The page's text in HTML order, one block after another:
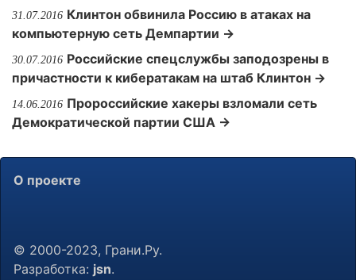
31.07.2016 Клинтон обвинила Россию в атаках на
компьютерную сеть Демпартии →
30.07.2016 Российские спецслужбы заподозрены в
причастности к кибератакам на штаб Клинтон →
14.06.2016 Пророссийские хакеры взломали сеть
Демократической партии США →
О проекте
© 2000-2023, Грани.Ру.
Разработка: jsn.